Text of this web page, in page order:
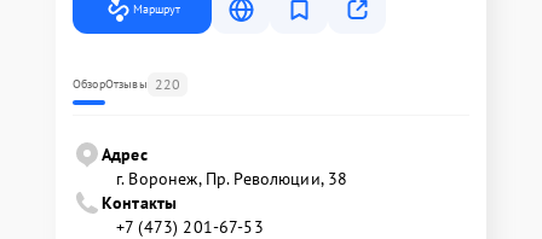
Маршрут
ОбзорОтзывы 220
Адрес
г. Воронеж, Пр. Революции, 38
Контакты
+7 (473) 201-67-53